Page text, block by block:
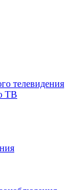
телевидения
ТВ